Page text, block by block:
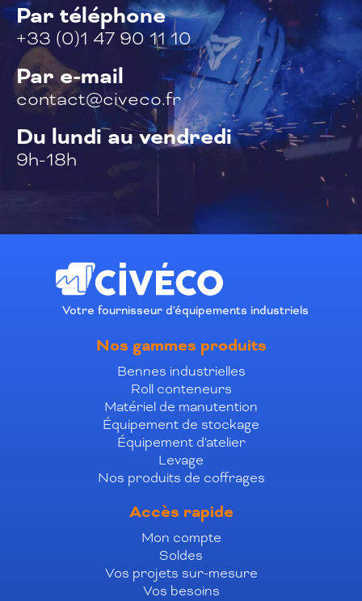
Par téléphone
+33 (0)1 47 90 11 10
Par e-mail
contact@civeco.fr
Du lundi au vendredi
9h-18h
Votre fournisseur d'équipements industriels
Nos gammes produits
Bennes industrielles
Roll conteneurs
Matériel de manutention
Équipement de stockage
Équipement d'atelier
Levage
Nos produits de coffrages
Accès rapide
Mon compte
Soldes
Vos projets sur-mesure
Vos besoins